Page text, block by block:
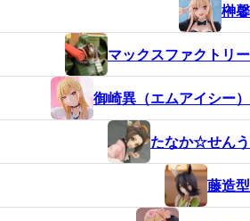
榊馨
マックスファクトリー
御崎異（エムアイシー）
たなか☆せんう
藤造型